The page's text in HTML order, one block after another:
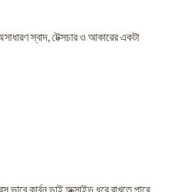
স্বাদ, টেক্সচার ও আকারের একটা
কার্বন ডাই অক্সাইড ধরে রাখতে পারে,